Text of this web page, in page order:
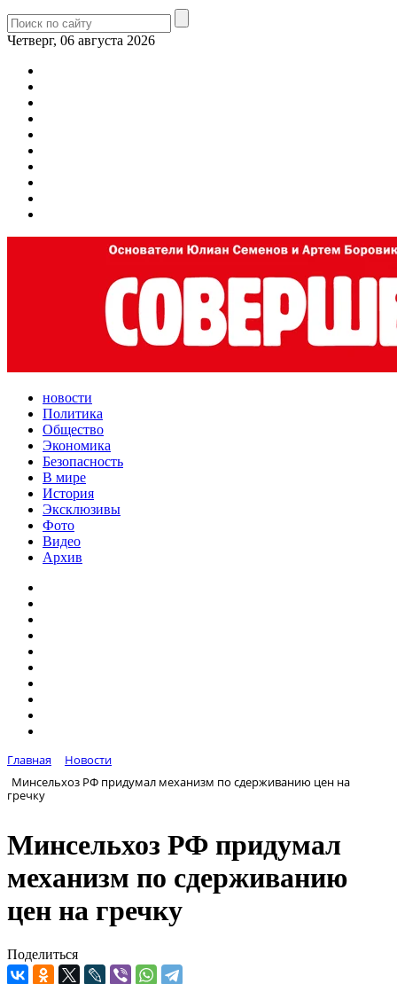
Четверг, 06 августа 2026
новости
Политика
Общество
Экономика
Безопасность
В мире
История
Эксклюзивы
Фото
Видео
Архив
Главная
Новости
Минсельхоз РФ придумал механизм по сдерживанию цен на
гречку
Минсельхоз РФ придумал
механизм по сдерживанию
цен на гречку
Поделиться